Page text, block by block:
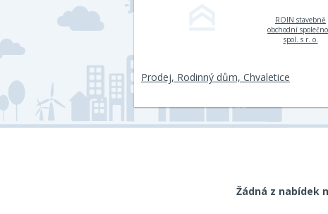
ROIN stavebně
obchodní
spol. s r. o.
Prodej, Rodinný dům, Chvaletice
Žádná z nabídek